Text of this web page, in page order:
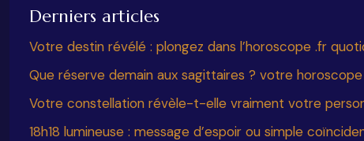
Derniers articles
Votre destin révélé : plongez dans l’horoscope .fr
Que réserve demain aux sagittaires ? votre
Votre constellation révèle-t-elle vraiment votre
18h18 lumineuse : message d’espoir ou simple